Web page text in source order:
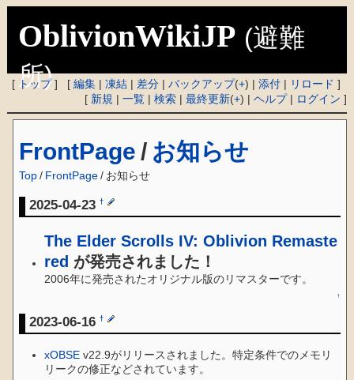
OblivionWikiJP (避難
所)
[ トップ] [編集 |凍結 | 差分 |バックアップ(+) |添付 | リロード ]
[ 新規 |一覧 |検索 |最終更新(+) |ヘルプ| ログイン ]
FrontPage / お知らせ
Top / FrontPage/ お知らせ
2025-04-23†
The Elder Scrolls IV: Oblivion Remaste
red が発売されました！
2006年に発売されたオリジナル版のリマスターです。
↑
2023-06-16†
xOBSE v22.9がリリースされました。特定条件でのメモリ
リークの修正などされています。